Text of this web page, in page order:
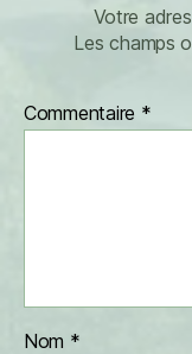
Votre
Les champs
Commentaire *
Nom *